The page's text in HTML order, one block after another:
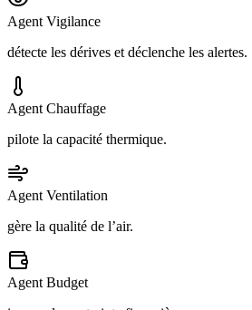
Agent Vigilance
détecte les dérives et déclenche les alertes.
Agent Chauffage
pilote la capacité thermique.
Agent Ventilation
gère la qualité de l’air.
Agent Budget